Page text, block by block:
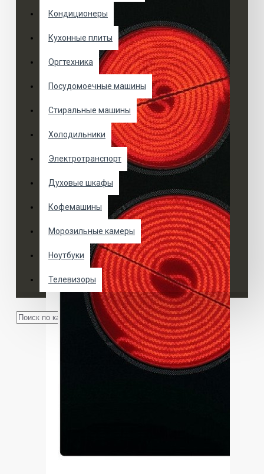
Кондиционеры
Кухонные плиты
Оргтехника
Посудомоечные машины
Стиральные машины
Холодильники
Электротранспорт
Духовые шкафы
Кофемашины
Морозильные камеры
Ноутбуки
Телевизоры